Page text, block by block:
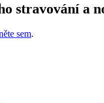
stravování a
sem.